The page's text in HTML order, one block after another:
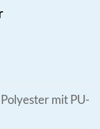
mit PU-